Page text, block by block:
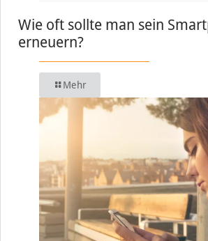
Wie oft sollte man sein
erneuern?
Mehr